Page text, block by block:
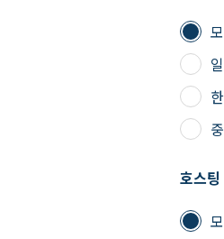
호스팅